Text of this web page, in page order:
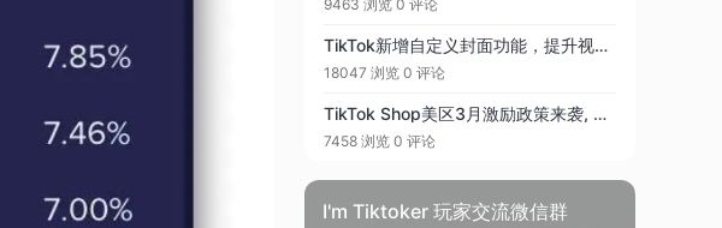
9463 浏览 0 评论
TikTok新增自定义封面功能，提升视频曝光
18047 浏览 0 评论
TikTok Shop美区3月激励政策来袭, 新商家最高领1600美金福利！
7458 浏览 0 评论
I'm Tiktoker 玩家交流微信群